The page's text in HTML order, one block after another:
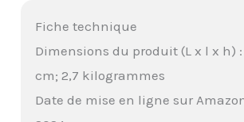
Fiche technique
Dimensions du produit (L x l x h) :
cm; 2,7 kilogrammes
Date de mise en ligne sur